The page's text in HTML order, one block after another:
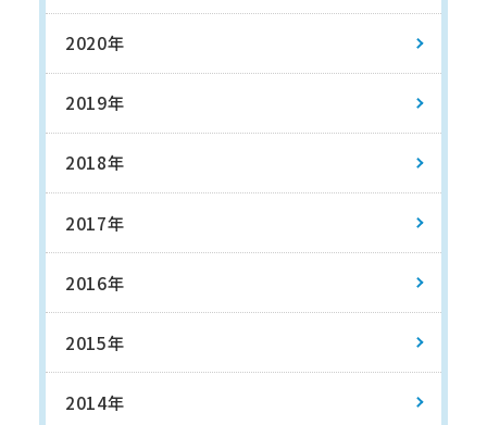
2020年
2019年
2018年
2017年
2016年
2015年
2014年